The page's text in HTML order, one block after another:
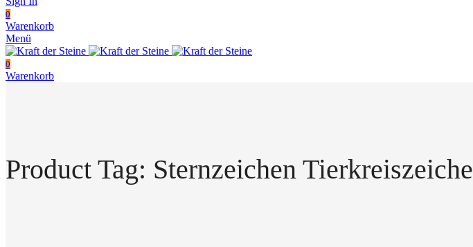
0
Warenkorb
Menü
0
Warenkorb
Product Tag: Sternzeichen